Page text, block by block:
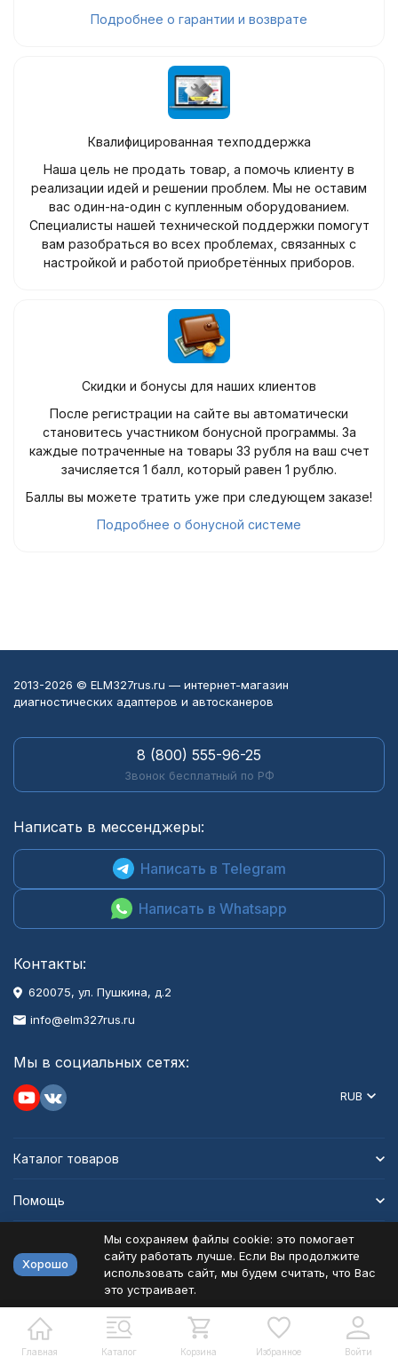
Подробнее о гарантии и возврате
Квалифицированная техподдержка
Наша цель не продать товар, а помочь клиенту в
реализации идей и решении проблем. Мы не оставим
вас один-на-один с купленным оборудованием.
Специалисты нашей технической поддержки помогут
вам разобраться во всех проблемах, связанных с
настройкой и работой приобретённых приборов.
Скидки и бонусы для наших клиентов
После регистрации на сайте вы автоматически
становитесь участником бонусной программы. За
каждые потраченные на товары 33 рубля на ваш счет
зачисляется 1 балл, который равен 1 рублю.
Баллы вы можете тратить уже при следующем заказе!
Подробнее о бонусной системе
Главная Каталог Корзина Избранное Войти
2013-2026 © ELM327rus.ru — интернет-магазин
диагностических адаптеров и автосканеров
8 (800) 555-96-25
Звонок бесплатный по РФ
Написать в мессенджеры:
Написать в Telegram
Написать в Whatsapp
Контакты:
620075, ул. Пушкина, д.2
info@elm327rus.ru
Мы в социальных сетях:
RUB
Каталог товаров
Помощь
Политика персональных данных
Разработано в bodysite.ru
Хорошо
Мы сохраняем файлы cookie: это помогает
сайту работать лучше. Если Вы продолжите
использовать сайт, мы будем считать, что Вас
это устраивает.